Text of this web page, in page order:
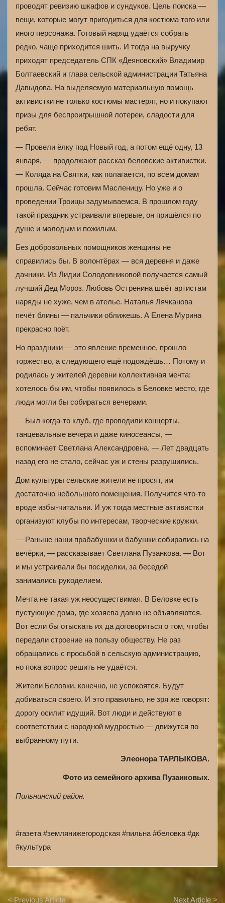
проводят ревизию шкафов и сундуков. Цель поиска —
вещи, которые могут пригодиться для костюма того или
иного персонажа. Готовый наряд удаётся собрать
редко, чаще приходится шить. И тогда на выручку
приходят председатель СПК «Деяновский» Владимир
Болтаевский и глава сельской администрации Татьяна
Давыдова. На выделяемую материальную помощь
активистки не только костюмы мастерят, но и покупают
призы для беспроигрышной лотереи, сладости для
ребят.
— Провели ёлку под Новый год, а потом ещё одну, 13
января, — продолжают рассказ беловские активистки.
— Коляда на Святки, как полагается, по всем домам
прошла. Сейчас готовим Масленицу. Но уже и о
проведении Троицы задумываемся. В прошлом году
такой праздник устраивали впервые, он пришёлся по
душе и молодым и пожилым.
Без добровольных помощников женщины не
справились бы. В волонтёрах — вся деревня и даже
дачники. Из Лидии Солодовниковой получается самый
лучший Дед Мороз. Любовь Остренина шьёт артистам
наряды не хуже, чем в ателье. Наталья Лячканова
печёт блины — пальчики оближешь. А Елена Мурина
прекрасно поёт.
Но праздники — это явление временное, прошло
торжество, а следующего ещё подождёшь… Потому и
родилась у жителей деревни коллективная мечта:
хотелось бы им, чтобы появилось в Беловке место, где
люди могли бы собираться вечерами.
— Был когда-то клуб, где проводили концерты,
танцевальные вечера и даже киносеансы, —
вспоминает Светлана Александровна. — Лет двадцать
назад его не стало, сейчас уж и стены разрушились.
Дом культуры сельские жители не просят, им
достаточно небольшого помещения. Получится что-то
вроде избы-читальни. И уж тогда местные активистки
организуют клубы по интересам, творческие кружки.
— Раньше наши прабабушки и бабушки собирались на
вечёрки, — рассказывает Светлана Пузанкова. — Вот
и мы устраивали бы посиделки, за беседой
занимались рукоделием.
Мечта не такая уж неосуществимая. В Беловке есть
пустующие дома, где хозяева давно не объявляются.
Вот если бы отыскать их да договориться о том, чтобы
передали строение на пользу обществу. Не раз
обращались с просьбой в сельскую администрацию,
но пока вопрос решить не удаётся.
Жители Беловки, конечно, не успокоятся. Будут
добиваться своего. И это правильно, не зря же говорят:
дорогу осилит идущий. Вот люди и действуют в
соответствии с народной мудростью — движутся по
выбранному пути.
Элеонора ТАРЛЫКОВА.
Фото из семейного архива Пузанковых.
Пильнинский район.
#газета #землянижегородская #пильна #беловка #дк
#культура
A
< Previous Article Next Article >